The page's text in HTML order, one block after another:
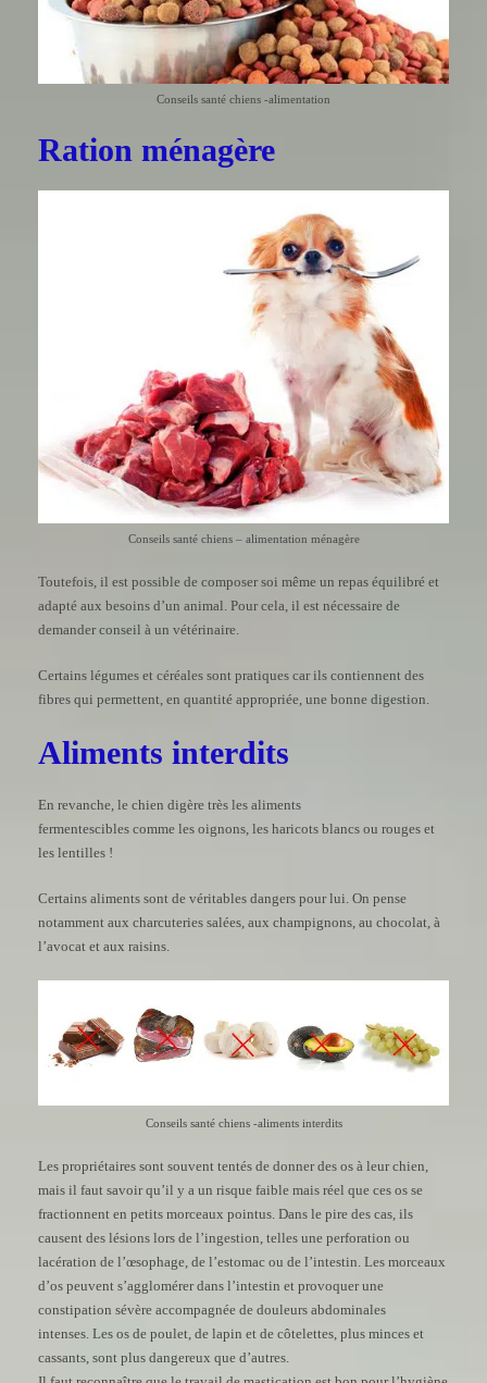
Conseils santé chiens -alimentation
Ration ménagère
Conseils santé chiens – alimentation ménagère
Toutefois, il est possible de composer soi même un repas équilibré et
adapté aux besoins d’un animal. Pour cela, il est nécessaire de
demander conseil à un vétérinaire.
Certains légumes et céréales sont pratiques car ils contiennent des
fibres qui permettent, en quantité appropriée, une bonne digestion.
Aliments interdits
En revanche, le chien digère très les aliments
fermentescibles comme les oignons, les haricots blancs ou rouges et
les lentilles !
Certains aliments sont de véritables dangers pour lui. On pense
notamment aux charcuteries salées, aux champignons, au chocolat, à
l’avocat et aux raisins.
Conseils santé chiens -aliments interdits
Les propriétaires sont souvent tentés de donner des os à leur chien,
mais il faut savoir qu’il y a un risque faible mais réel que ces os se
fractionnent en petits morceaux pointus. Dans le pire des cas, ils
causent des lésions lors de l’ingestion, telles une perforation ou
lacération de l’œsophage, de l’estomac ou de l’intestin. Les morceaux
d’os peuvent s’agglomérer dans l’intestin et provoquer une
constipation sévère accompagnée de douleurs abdominales
intenses. Les os de poulet, de lapin et de côtelettes, plus minces et
cassants, sont plus dangereux que d’autres.